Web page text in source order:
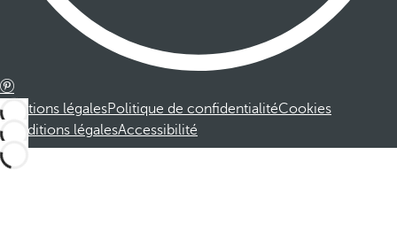
Mentions légalesPolitique de confidentialitéCookies
Conditions légalesAccessibilité